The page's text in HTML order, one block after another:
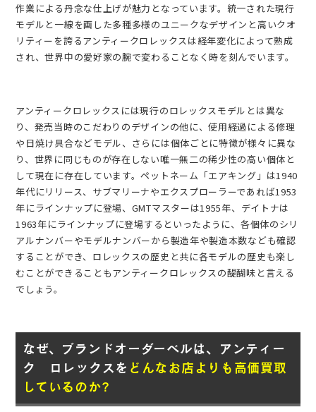
作業による丹念な仕上げが魅力となっています。統一された現行
モデルと一線を画した多種多様のユニークなデザインと高いクオ
リティーを誇るアンティークロレックスは経年変化によって熟成
され、世界中の愛好家の腕で変わることなく時を刻んでいます。
アンティークロレックスには現行のロレックスモデルとは異な
り、発売当時のこだわりのデザインの他に、使用経過による修理
や日焼け具合などモデル、さらには個体ごとに特徴が様々に異な
り、世界に同じものが存在しない唯一無二の稀少性の高い個体と
して現在に存在しています。ペットネーム「エアキング」は1940
年代にリリース、サブマリーナやエクスプローラーであれば1953
年にラインナップに登場、GMTマスターは1955年、デイトナは
1963年にラインナップに登場するといったように、各個体のシリ
アルナンバーやモデルナンバーから製造年や製造本数なども確認
することができ、ロレックスの歴史と共に各モデルの歴史も楽し
むことができることもアンティークロレックスの醍醐味と言える
でしょう。
なぜ、ブランドオーダーベルは、アンティー
ク ロレックスを どんなお店よりも高価買取
しているのか?